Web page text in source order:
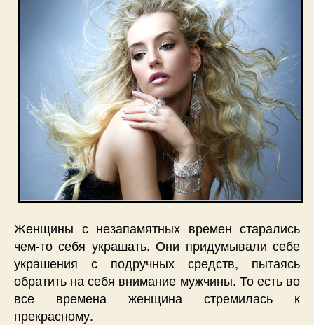
Женщины с незапамятных времен старались
чем-то себя украшать. Они придумывали себе
украшения с подручных средств, пытаясь
обратить на себя внимание мужчины. То есть во
все времена женщина стремилась к
прекрасному.